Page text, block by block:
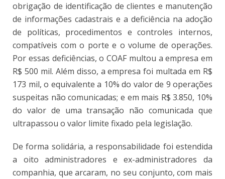
obrigação de identificação de clientes e manutenção
de informações cadastrais e a deficiência na adoção
de políticas, procedimentos e controles internos,
compatíveis com o porte e o volume de operações.
Por essas deficiências, o COAF multou a empresa em
R$ 500 mil. Além disso, a empresa foi multada em R$
173 mil, o equivalente a 10% do valor de 9 operações
suspeitas não comunicadas; e em mais R$ 3.850, 10%
do valor de uma transação não comunicada que
ultrapassou o valor limite fixado pela legislação.
De forma solidária, a responsabilidade foi estendida
a oito administradores e ex-administradores da
companhia, que arcaram, no seu conjunto, com mais